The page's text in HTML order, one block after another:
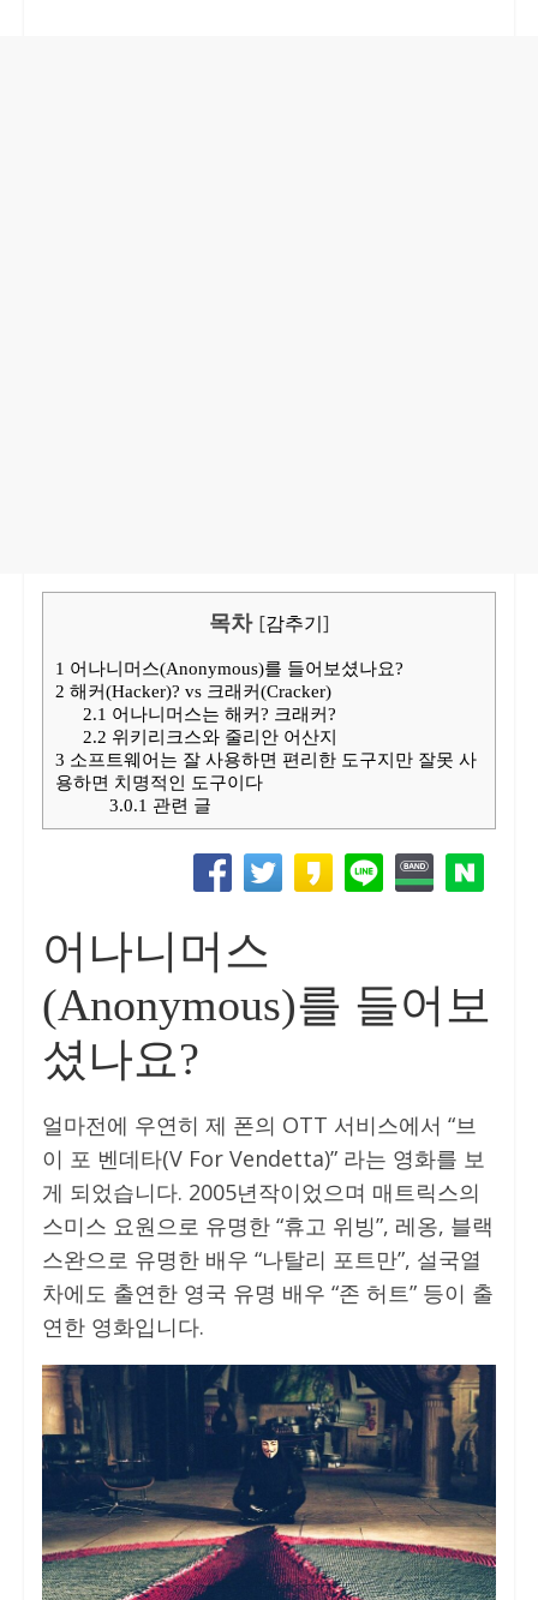
목차 [감추기]
1 어나니머스(Anonymous)를 들어보셨나요?
2 해커(Hacker)? vs 크래커(Cracker)
2.1 어나니머스는 해커? 크래커?
2.2 위키리크스와 줄리안 어산지
3 소프트웨어는 잘 사용하면 편리한 도구지만 잘못 사
용하면 치명적인 도구이다
3.0.1 관련 글
어나니머스
(Anonymous)를 들어보
셨나요?
얼마전에 우연히 제 폰의 OTT 서비스에서 “브
이 포 벤데타(V For Vendetta)” 라는 영화를 보
게 되었습니다. 2005년작이었으며 매트릭스의
스미스 요원으로 유명한 “휴고 위빙”, 레옹, 블랙
스완으로 유명한 배우 “나탈리 포트만”, 설국열
차에도 출연한 영국 유명 배우 “존 허트” 등이 출
연한 영화입니다.